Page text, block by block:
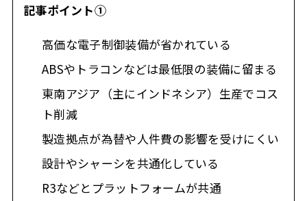
記事ポイント①
高価な電子制御装備が省かれている
ABSやトラコンなどは最低限の装備に留まる
東南アジア（主にインドネシア）生産でコス
ト削減
製造拠点が為替や人件費の影響を受けにくい
設計やシャーシを共通化している
R3などとプラットフォームが共通